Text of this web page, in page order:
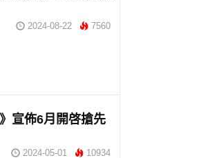
2024-08-22 7560
宣佈6月開啓搶先
2024-05-01 10934